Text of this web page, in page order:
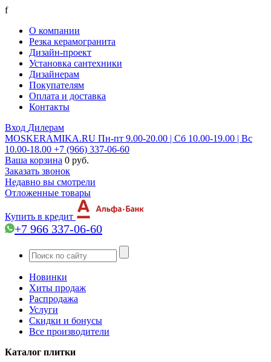
f
О компании
Резка керамогранита
Дизайн-проект
Установка сантехники
Дизайнерам
Покупателям
Оплата и доставка
Контакты
Вход Дилерам
MOSKERAMIKA.RU Пн-пт 9.00-20.00 | Сб 10.00-19.00 | Вс
10.00-18.00 +7 (966) 337-06-60
Ваша корзина 0 руб.
Заказать звонок
Недавно вы смотрели
Отложенные товары
Купить в кредит
+7 966 337-06-60
Новинки
Хиты продаж
Распродажа
Услуги
Скидки и бонусы
Все производители
Каталог плитки